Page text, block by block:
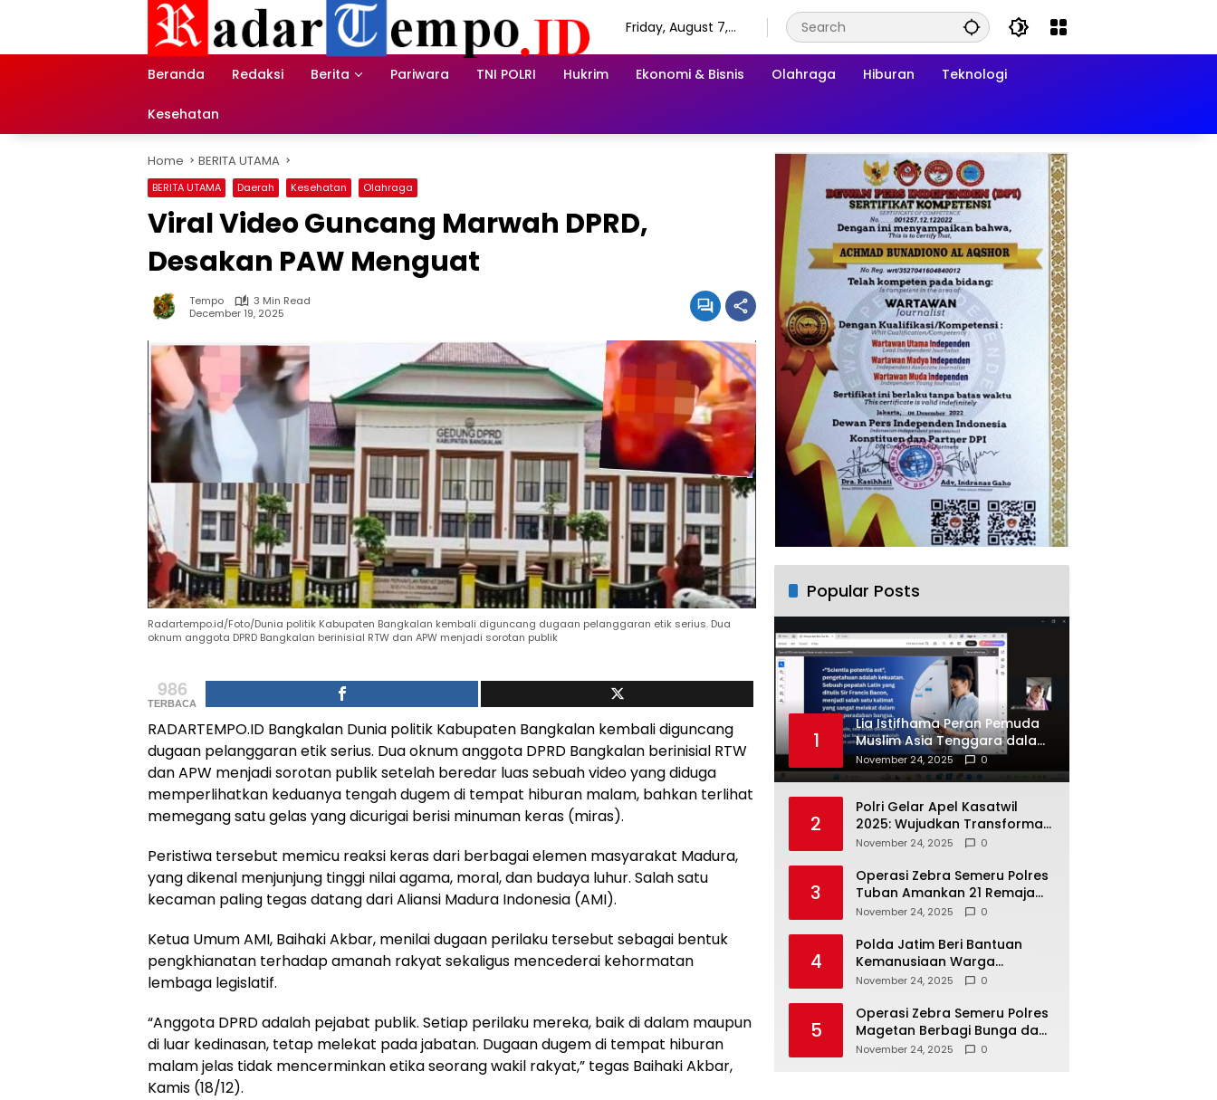
Friday, August 7,
Beranda
Redaksi Berita Pariwara TNI POLRI Hukrim Ekonomi & Bisnis Olahraga Hiburan Teknologi
Kesehatan
Home BERITA UTAMA
BERITA UTAMA Daerah Kesehatan Olahraga
Viral Video Guncang Marwah DPRD,
Desakan PAW Menguat
Tempo
3 Min Read
December 19, 2025
Radartempo.id/Foto/Dunia politik Kabupaten Bangkalan kembali diguncang dugaan pelanggaran etik serius. Dua
oknum anggota DPRD Bangkalan berinisial RTW dan APW menjadi sorotan publik
986
TERBACA
RADARTEMPO.ID Bangkalan Dunia politik Kabupaten Bangkalan kembali diguncang
dugaan pelanggaran etik serius. Dua oknum anggota DPRD Bangkalan berinisial RTW
dan APW menjadi sorotan publik setelah beredar luas sebuah video yang diduga
memperlihatkan keduanya tengah dugem di tempat hiburan malam, bahkan terlihat
memegang satu gelas yang dicurigai berisi minuman keras (miras).
Peristiwa tersebut memicu reaksi keras dari berbagai elemen masyarakat Madura,
yang dikenal menjunjung tinggi nilai agama, moral, dan budaya luhur. Salah satu
kecaman paling tegas datang dari Aliansi Madura Indonesia (AMI).
Ketua Umum AMI, Baihaki Akbar, menilai dugaan perilaku tersebut sebagai bentuk
pengkhianatan terhadap amanah rakyat sekaligus mencederai kehormatan
lembaga legislatif.
“Anggota DPRD adalah pejabat publik. Setiap perilaku mereka, baik di dalam maupun
di luar kedinasan, tetap melekat pada jabatan. Dugaan dugem di tempat hiburan
malam jelas tidak mencerminkan etika seorang wakil rakyat,” tegas Baihaki Akbar,
Kamis (18/12).
Popular Posts
1
Lia Istifhama Peran Pemuda
Muslim Asia Tenggara dalam
Inovasi dan Kolaborasi
Internasional
November 24, 2025 0
2
Polri Gelar Apel Kasatwil
2025: Wujudkan Transformasi
Polri yang Profesional untuk
November 24, 2025 0
3
Operasi Zebra Semeru Polres
Tuban Amankan 21 Remaja
Pelaku Balap Liar
November 24, 2025 0
4
Polda Jatim Beri Bantuan
Kemanusiaan Warga
Terdampak Erupsi Gunung
November 24, 2025 0
5
Operasi Zebra Semeru Polres
Magetan Berbagi Bunga dan
Coklat Ajak Warga Tertib
November 24, 2025 0